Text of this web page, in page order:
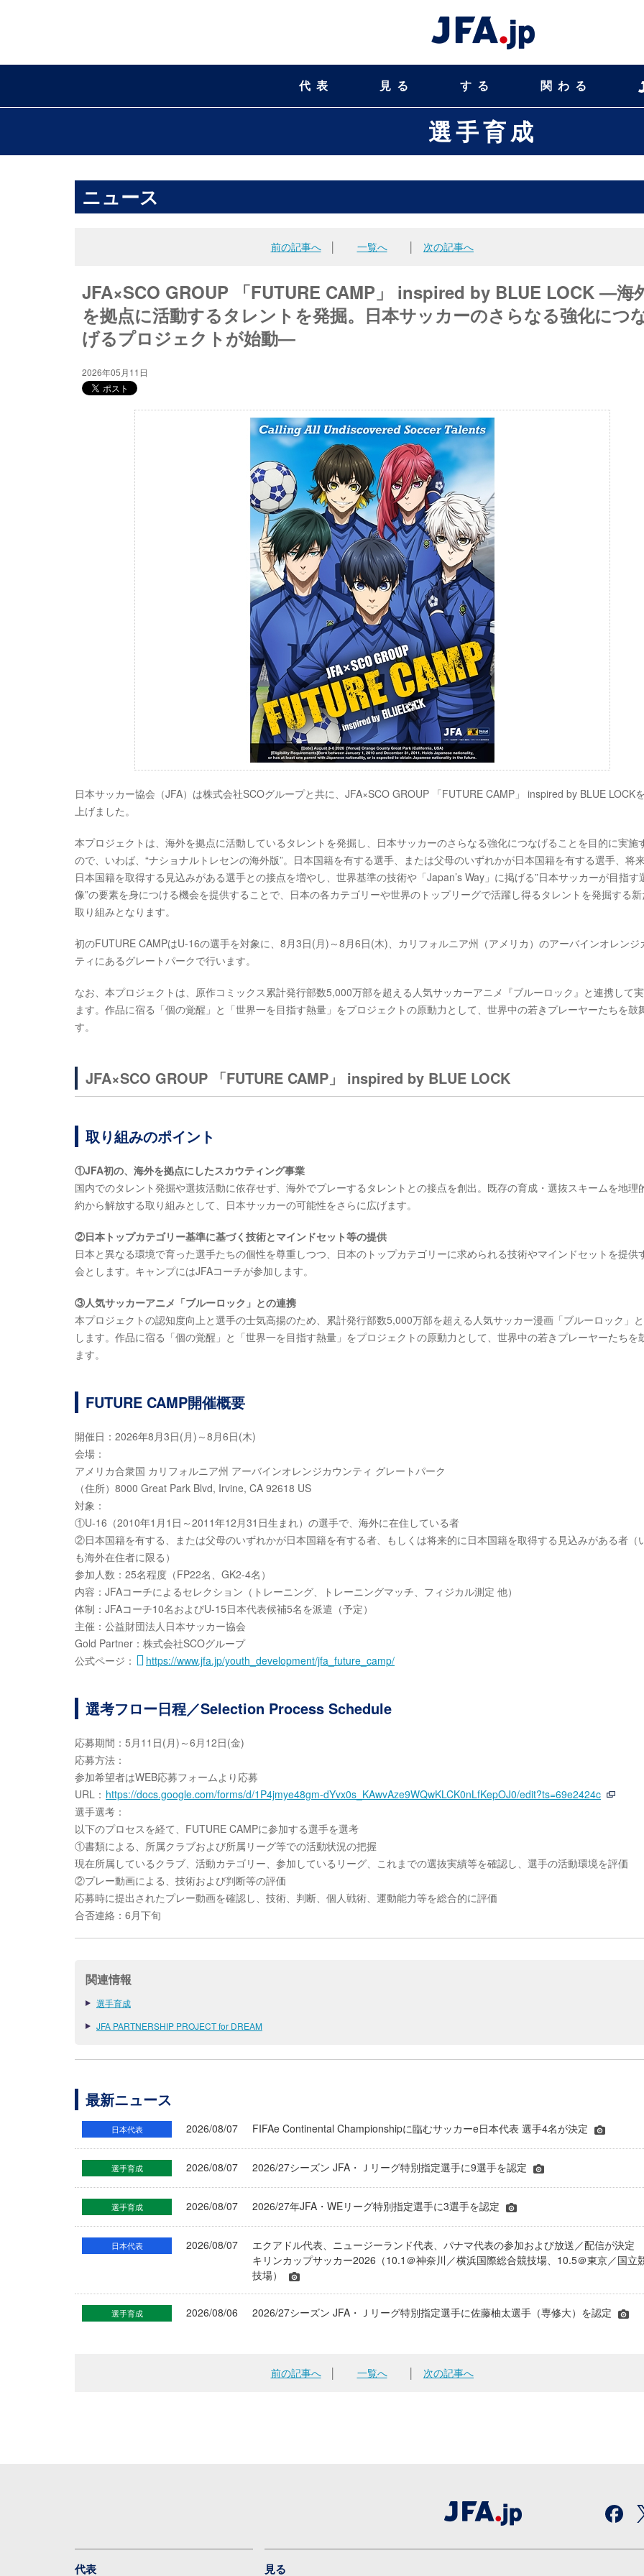
代表 見る する 関わる
選手育成
ニュース
前の記事へ│ 一覧へ 次の記事へ
JFA×SCO GROUP 「FUTURE CAMP」 inspired by BLUE LOCK ―海
を拠点に活動するタレントを発掘。日本サッカーのさらなる強化につ
げるプロジェクトが始動―
2026年05月11日
日本サッカー協会（JFA）は株式会社SCOグループと共に、JFA×SCO GROUP 「FUTURE CAMP」 inspired by BLUE LOCK
上げました。
本プロジェクトは、海外を拠点に活動しているタレントを発掘し、日本サッカーのさらなる強化につなげることを目的に実施
ので、いわば、“ナショナルトレセンの海外版”。日本国籍を有する選手、または父母のいずれかが日本国籍を有する選手、将
日本国籍を取得する見込みがある選手との接点を増やし、世界基準の技術や「Japan’s Way」に掲げる”日本サッカーが目指す
像”の要素を身につける機会を提供することで、日本の各カテゴリーや世界のトップリーグで活躍し得るタレントを発掘する新
取り組みとなります。
初のFUTURE CAMPはU-16の選手を対象に、8月3日(月)～8月6日(木)、カリフォルニア州（アメリカ）のアーバインオレンジ
ティにあるグレートパークで行います。
なお、本プロジェクトは、原作コミックス累計発行部数5,000万部を超える人気サッカーアニメ『ブルーロック』と連携して
ます。作品に宿る「個の覚醒」と「世界一を目指す熱量」をプロジェクトの原動力として、世界中の若きプレーヤーたちを鼓
す。
JFA×SCO GROUP 「FUTURE CAMP」 inspired by BLUE LOCK
取り組みのポイント
①JFA初の、海外を拠点にしたスカウティング事業
国内でのタレント発掘や選抜活動に依存せず、海外でプレーするタレントとの接点を創出。既存の育成・選抜スキームを地理
約から解放する取り組みとして、日本サッカーの可能性をさらに広げます。
②日本トップカテゴリー基準に基づく技術とマインドセット等の提供
日本と異なる環境で育った選手たちの個性を尊重しつつ、日本のトップカテゴリーに求められる技術やマインドセットを提供
会とします。キャンプにはJFAコーチが参加します。
③人気サッカーアニメ「ブルーロック」との連携
本プロジェクトの認知度向上と選手の士気高揚のため、累計発行部数5,000万部を超える人気サッカー漫画「ブルーロック」
します。作品に宿る「個の覚醒」と「世界一を目指す熱量」をプロジェクトの原動力として、世界中の若きプレーヤーたちを
ます。
FUTURE CAMP開催概要
開催日：2026年8月3日(月)～8月6日(木)
会場：
アメリカ合衆国 カリフォルニア州 アーバインオレンジカウンティ グレートパーク
（住所）8000 Great Park Blvd, Irvine, CA 92618 US
対象：
①U-16（2010年1月1日～2011年12月31日生まれ）の選手で、海外に在住している者
②日本国籍を有する、または父母のいずれかが日本国籍を有する者、もしくは将来的に日本国籍を取得する見込みがある者（
も海外在住者に限る）
参加人数：25名程度（FP22名、GK2-4名）
内容：JFAコーチによるセレクション（トレーニング、トレーニングマッチ、フィジカル測定 他）
体制：JFAコーチ10名およびU-15日本代表候補5名を派遣（予定）
主催：公益財団法人日本サッカー協会
Gold Partner：株式会社SCOグループ
公式ページ：
https://www.jfa.jp/youth_development/jfa_future_camp/
選考フロー日程／Selection Process Schedule
応募期間：5月11日(月)～6月12日(金)
応募方法：
参加希望者はWEB応募フォームより応募
URL： https://docs.google.com/forms/d/1P4jmye48gm-dYvx0s_KAwvAze9WQwKLCK0nLfKepOJ0/edit?ts=69e2424c
選手選考：
以下のプロセスを経て、FUTURE CAMPに参加する選手を選考
①書類による、所属クラブおよび所属リーグ等での活動状況の把握
現在所属しているクラブ、活動カテゴリー、参加しているリーグ、これまでの選抜実績等を確認し、選手の活動環境を評価
②プレー動画による、技術および判断等の評価
応募時に提出されたプレー動画を確認し、技術、判断、個人戦術、運動能力等を総合的に評価
合否連絡：6月下旬
関連情報
選手育成
JFA PARTNERSHIP PROJECT for DREAM
最新ニュース
日本代表 2026/08/07 FIFAe Continental Championshipに臨むサッカーe日本代表 選手4名が決定
選手育成 2026/08/07 2026/27シーズン JFA・Ｊリーグ特別指定選手に9選手を認定
選手育成 2026/08/07 2026/27年JFA・WEリーグ特別指定選手に3選手を認定
日本代表 2026/08/07
エクアドル代表、ニュージーランド代表、パナマ代表の参加および放送／配信が決定
キリンカップサッカー2026（10.1＠神奈川／横浜国際総合競技場、10.5＠東京／国立
技場）
選手育成 2026/08/06 2026/27シーズン JFA・Ｊリーグ特別指定選手に佐藤柚太選手（専修大）を認定
前の記事へ│ 一覧へ 次の記事へ
代表 見る